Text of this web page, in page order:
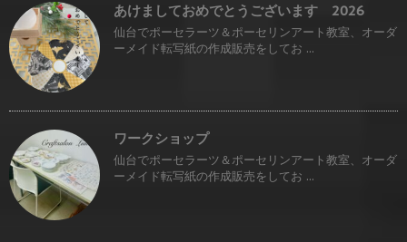
あけましておめでとうございます 2026
仙台でポーセラーツ＆ポーセリンアート教室、オーダ
ーメイド転写紙の作成販売をしてお ...
ワークショップ
仙台でポーセラーツ＆ポーセリンアート教室、オーダ
ーメイド転写紙の作成販売をしてお ...